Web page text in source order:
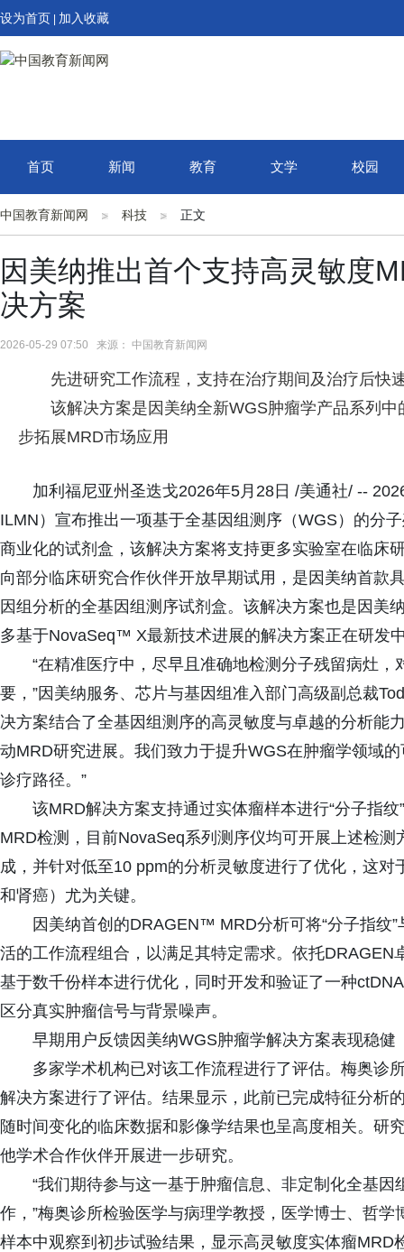
设为首页 加入收藏
首页 新闻 教育 文学 校园
中国教育新闻网 科技 正文
因美纳推出首个支持高灵敏度
决方案
2026-05-29 07:50 来源： 中国教育新闻网
先进研究工作流程，支持在治疗期间及治疗后快
该解决方案是因美纳全新WGS肿瘤学产品系列
步拓展MRD市场应用
加利福尼亚州圣迭戈2026年5月28日 /美通社/ --
ILMN）宣布推出一项基于全基因组测序（WGS）的分
商业化的试剂盒，该解决方案将支持更多实验室在临床
向部分临床研究合作伙伴开放早期试用，是因美纳首款
因组分析的全基因组测序试剂盒。该解决方案也是因美
多基于NovaSeq™ X最新技术进展的解决方案正在研发
“在精准医疗中，尽早且准确地检测分子残留病灶
要，”因美纳服务、芯片与基因组准入部门高级副总裁
决方案结合了全基因组测序的高灵敏度与卓越的分析能
动MRD研究进展。我们致力于提升WGS在肿瘤学领域
诊疗路径。”
该MRD解决方案支持通过实体瘤样本进行“分子指
MRD检测，目前NovaSeq系列测序仪均可开展上述检
成，并针对低至10 ppm的分析灵敏度进行了优化，这
和肾癌）尤为关键。
因美纳首创的DRAGEN™ MRD分析可将“分子指纹
活的工作流程组合，以满足其特定需求。依托
基于数千份样本进行优化，同时开发和验证了一种
区分真实肿瘤信号与背景噪声。
早期用户反馈因美纳WGS肿瘤学解决方案表现稳健
多家学术机构已对该工作流程进行了评估。梅奥诊
解决方案进行了评估。结果显示，此前已完成特征分析
随时间变化的临床数据和影像学结果也呈高度相关。研
他学术合作伙伴开展进一步研究。
“我们期待参与这一基于肿瘤信息、非定制化全基
作，”梅奥诊所检验医学与病理学教授，医学博士、哲
样本中观察到初步试验结果，显示高灵敏度实体瘤